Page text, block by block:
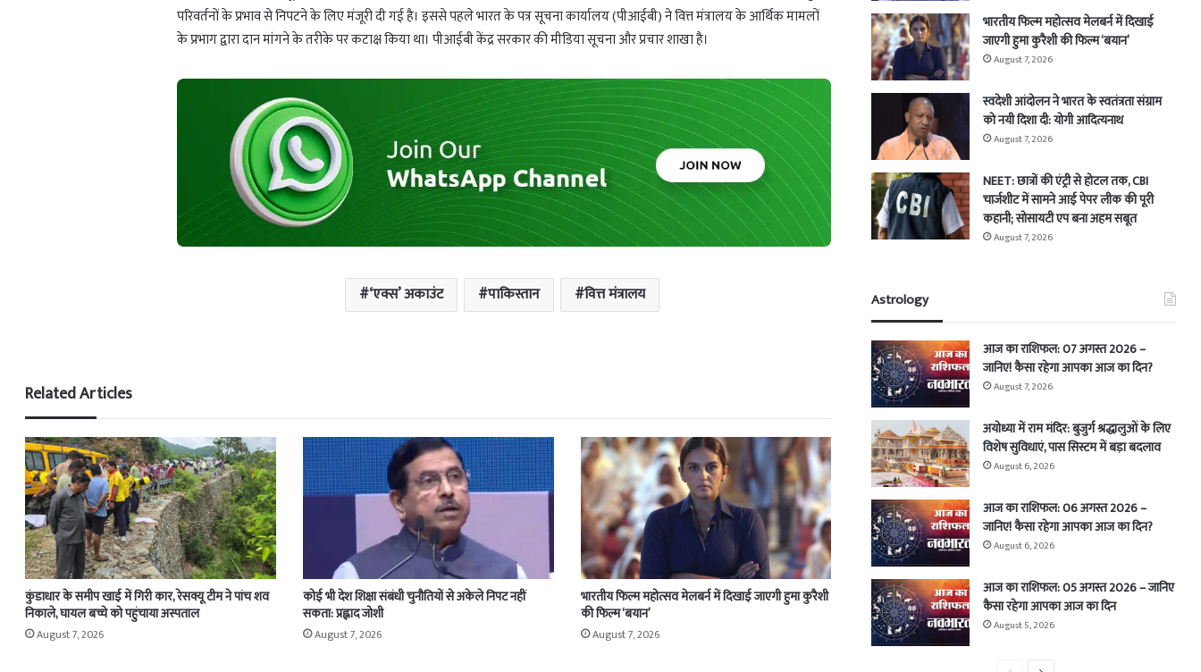
परिवर्तनों के प्रभाव से निपटने के लिए मंजूरी दी गई है। इससे पहले भारत के पत्र सूचना कार्यालय (पीआईबी) ने वित्त मंत्रालय के आर्थिक मामलों
के प्रभाग द्वारा दान मांगने के तरीके पर कटाक्ष किया था। पीआईबी केंद्र सरकार की मीडिया सूचना और प्रचार शाखा है।
‘एक्स’ अकाउंट पाकिस्तान वित्त मंत्रालय
Related Articles
कुंडाधार के समीप खाई में गिरी कार, रेसक्यू टीम ने पांच शव
निकाले, घायल बच्चे को पहुंचाया अस्पताल
August 7, 2026
कोई भी देश शिक्षा संबंधी चुनौतियों से अकेले निपट नहीं
सकता: प्रह्लाद जोशी
August 7, 2026
भारतीय फिल्म महोत्सव मेलबर्न में दिखाई जाएगी हुमा कुरैशी
की फिल्म ‘बयान’
August 7, 2026
भारतीय फिल्म महोत्सव मेलबर्न में दिखाई
जाएगी हुमा कुरैशी की फिल्म ‘बयान’
August 7, 2026
स्वदेशी आंदोलन ने भारत के स्वतंत्रता संग्राम
को नयी दिशा दी: योगी आदित्यनाथ
August 7, 2026
NEET: छात्रों की एंट्री से होटल तक, CBI
चार्जशीट में सामने आई पेपर लीक की पूरी
कहानी; सोसायटी एप बना अहम सबूत
August 7, 2026
Astrology
आज का राशिफल: 07 अगस्त 2026 –
जानिए! कैसा रहेगा आपका आज का दिन?
August 7, 2026
अयोध्या में राम मंदिर: बुजुर्ग श्रद्धालुओं के लिए
विशेष सुविधाएं, पास सिस्टम में बड़ा बदलाव
August 6, 2026
आज का राशिफल: 06 अगस्त 2026 –
जानिए! कैसा रहेगा आपका आज का दिन?
August 6, 2026
आज का राशिफल: 05 अगस्त 2026 – जानिए
कैसा रहेगा आपका आज का दिन
August 5, 2026